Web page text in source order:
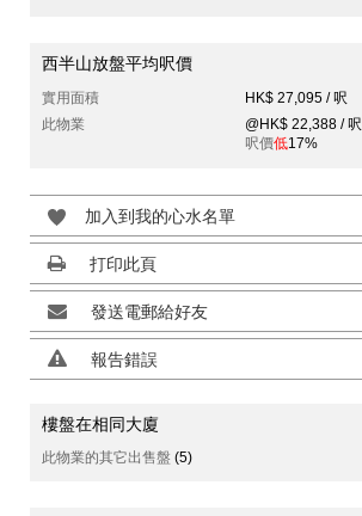
西半山放盤平均呎價
實用面積
HK$ 27,095 / 呎
此物業
@HK$ 22,388 / 呎
呎價低17%
加入到我的心水名單
打印此頁
發送電郵給好友
報告錯誤
樓盤在相同大廈
此物業的其它出售盤 (5)